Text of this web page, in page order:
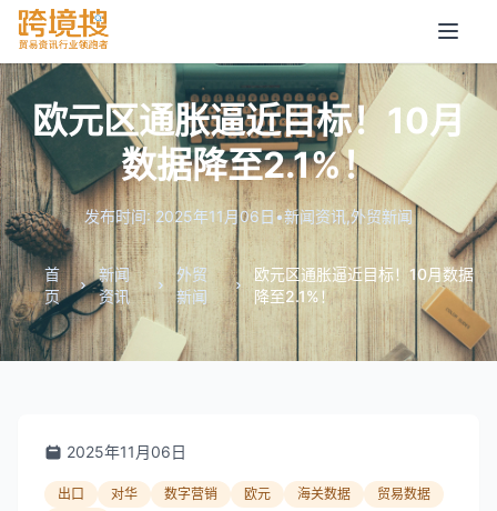
欧元区通胀逼近目标！10月
数据降至2.1%！
发布时间: 2025年11月06日•新闻资讯,外贸新闻
首
页
新闻
资讯
外贸
新闻
欧元区通胀逼近目标！10月数据
降至2.1%！
2025年11月06日
出口 对华 数字营销 欧元 海关数据
贸易数据